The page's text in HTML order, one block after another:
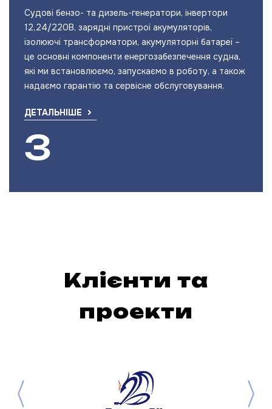
Судові бензо- та дизель-генератори, інвертори
12,24/220В, зарядні пристрої акумуляторів,
ізолюючі трансформатори, акумуляторні батареї –
це основні компоненти енергозабезпечення судна,
які ми встановлюємо, запускаємо в роботу, а також
надаємо гарантію та сервісне обслуговування.
ДЕТАЛЬНІШЕ
Клієнти та
проекти